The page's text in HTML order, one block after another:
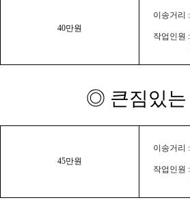
40만원
이송거리
작업인원 :
◎ 큰짐있는
45만원
이송거리
작업인원 :